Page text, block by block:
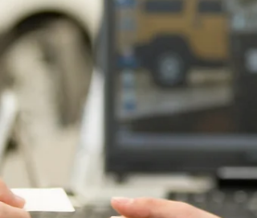
（2025年10月27日配信ハッピーメール） 秋の味
のひとつとして、絶対に欠かせないのが栗。 今年
は夏の異常な暑さで出来栄えが心配だと聞いてい
たのですが、ありがたいことに友人からどっさり
と大好物を頂きました。 いつもならその栗をまる
っと母に託し、私は出来上がった栗ご飯をありが
たく頂く専門。 けれど今年は心を入れ替えて、栗
剥きに挑戦し、自作の栗ご飯を炊こうと決意しま
した。 いかに栗の形をそのままに、渋皮まできれ
いに剥けるか。これが最大の課題です。 栗剥き名
人の友人からのアドバイスや、YouTube動画を何
も見漁り、いざ挑戦。 たかが20個、されど20個